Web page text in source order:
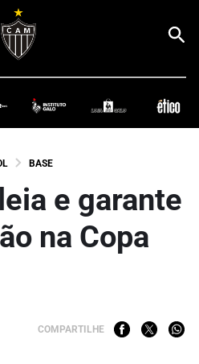
BASE
e garante
na Copa
COMPARTILHE